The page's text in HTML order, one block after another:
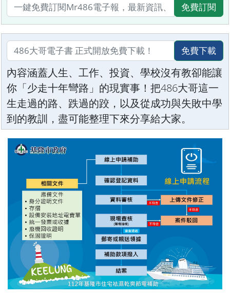
免費訂閱
免費下載
內容涵蓋人生、工作、投資、學校沒有教卻能讓
你「少走十年彎路」的現實事！把486大哥這一
生走過的路、跌過的跤，以及從成功與失敗中學
到的教訓，盡可能整理下來分享給大家。